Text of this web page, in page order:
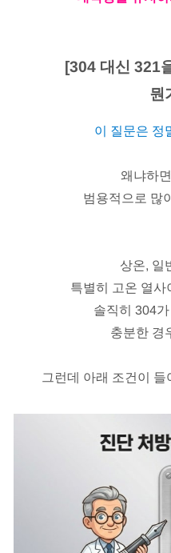
[304 대신 321
뭔
이 질문은 정
왜냐하
범용적으로 많
상온, 일
특별히 고온 열사
솔직히 304
충분한 경
그런데 아래 조건이